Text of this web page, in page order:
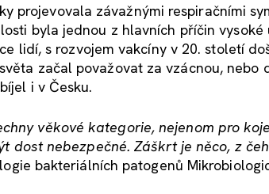
projevovala závažnými respiračními
byla jednou z hlavních příčin vysoké
lidí, s rozvojem vakcíny v 20. století
začal považovat za vzácnou, nebo
i v Česku.
věkové kategorie, nejenom pro
dost nebezpečné. Záškrt je něco, z
bakteriálních patogenů